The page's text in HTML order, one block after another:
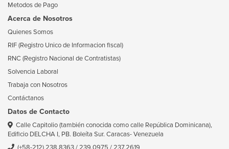
Metodos de Pago
Acerca de Nosotros
Quienes Somos
RIF (Registro Unico de Informacion fiscal)
RNC (Registro Nacional de Contratistas)
Solvencia Laboral
Trabaja con Nosotros
Contáctanos
Datos de Contacto
Calle Capitolio (también conocida como calle República Dominicana),
Edificio DELCHA I, PB. Boleíta Sur. Caracas- Venezuela